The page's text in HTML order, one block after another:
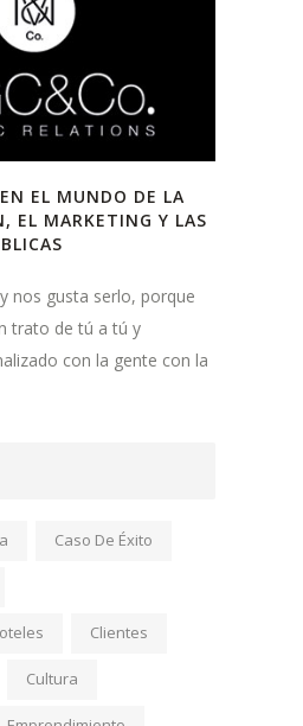
EL MUNDO DE LA
EL MARKETING Y LAS
nos gusta serlo, porque
trato de tú a tú y
con la gente con la
Caso De Éxito
Clientes
Cultura